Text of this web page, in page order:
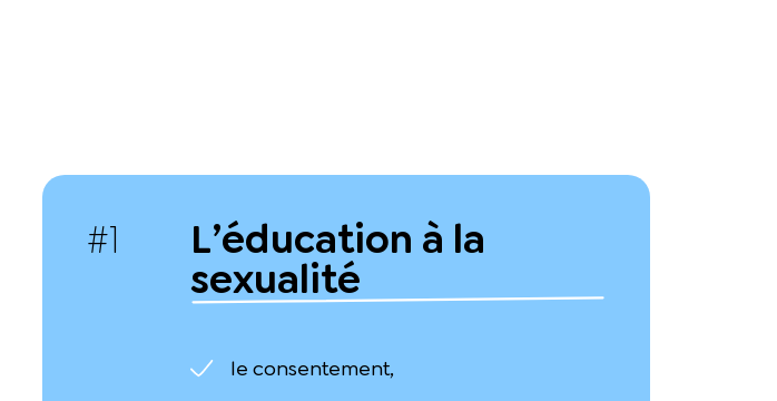
#1 L’éducation à la
sexualité
le consentement,